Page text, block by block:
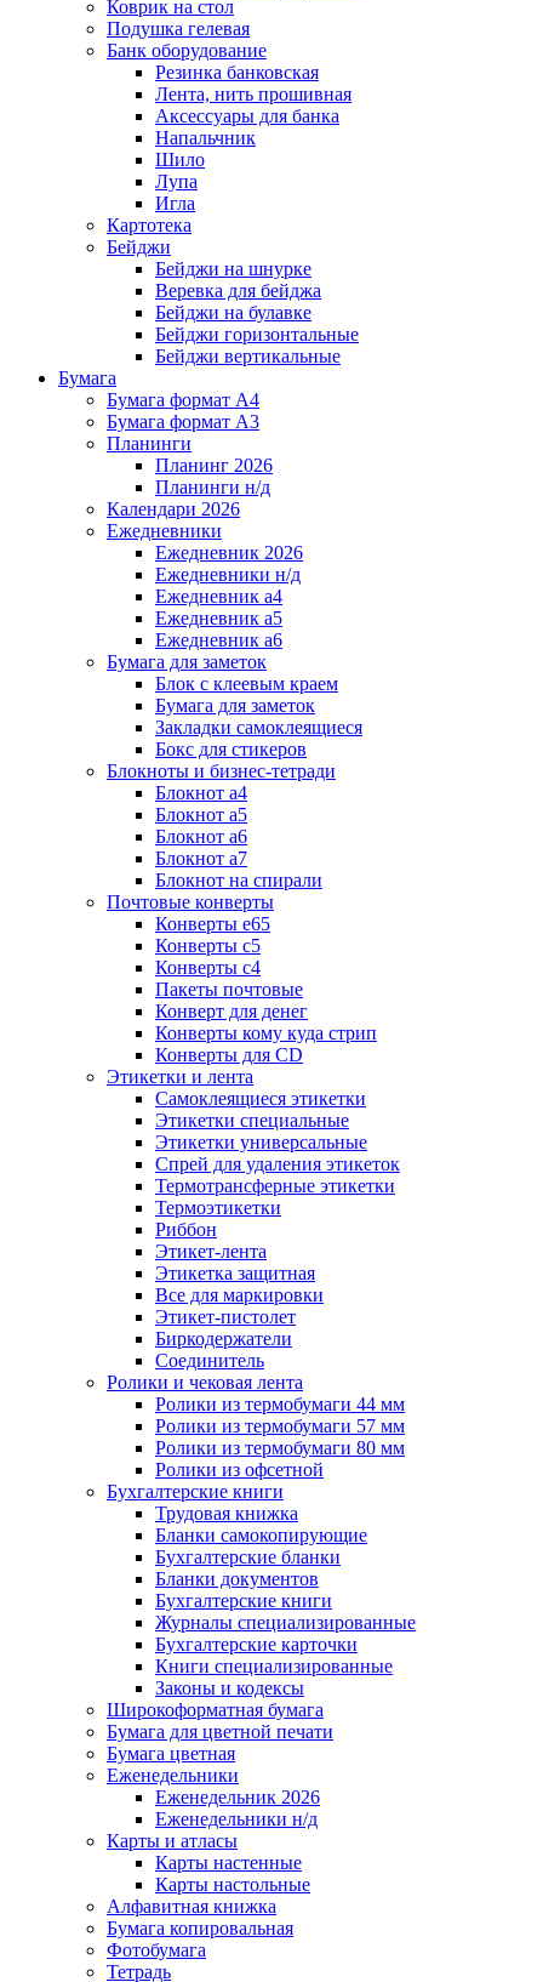
Коврик на стол
Подушка гелевая
Банк оборудование
Резинка банковская
Лента, нить прошивная
Аксессуары для банка
Напальчник
Шило
Лупа
Игла
Картотека
Бейджи
Бейджи на шнурке
Веревка для бейджа
Бейджи на булавке
Бейджи горизонтальные
Бейджи вертикальные
Бумага
Бумага формат А4
Бумага формат А3
Планинги
Планинг 2026
Планинги н/д
Календари 2026
Ежедневники
Ежедневник 2026
Ежедневники н/д
Ежедневник а4
Ежедневник а5
Ежедневник а6
Бумага для заметок
Блок с клеевым краем
Бумага для заметок
Закладки самоклеящиеся
Бокс для стикеров
Блокноты и бизнес-тетради
Блокнот а4
Блокнот а5
Блокнот а6
Блокнот а7
Блокнот на спирали
Почтовые конверты
Конверты е65
Конверты с5
Конверты с4
Пакеты почтовые
Конверт для денег
Конверты кому куда стрип
Конверты для CD
Этикетки и лента
Самоклеящиеся этикетки
Этикетки специальные
Этикетки универсальные
Спрей для удаления этикеток
Термотрансферные этикетки
Термоэтикетки
Риббон
Этикет-лента
Этикетка защитная
Все для маркировки
Этикет-пистолет
Биркодержатели
Соединитель
Ролики и чековая лента
Ролики из термобумаги 44 мм
Ролики из термобумаги 57 мм
Ролики из термобумаги 80 мм
Ролики из офсетной
Бухгалтерские книги
Трудовая книжка
Бланки самокопирующие
Бухгалтерские бланки
Бланки документов
Бухгалтерские книги
Журналы специализированные
Бухгалтерские карточки
Книги специализированные
Законы и кодексы
Широкоформатная бумага
Бумага для цветной печати
Бумага цветная
Еженедельники
Еженедельник 2026
Еженедельники н/д
Карты и атласы
Карты настенные
Карты настольные
Алфавитная книжка
Бумага копировальная
Фотобумага
Тетрадь